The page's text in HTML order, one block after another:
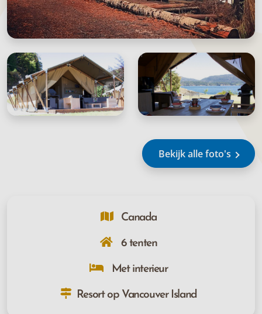
Bekijk alle foto's
Canada
6 tenten
Met interieur
Resort op Vancouver Island